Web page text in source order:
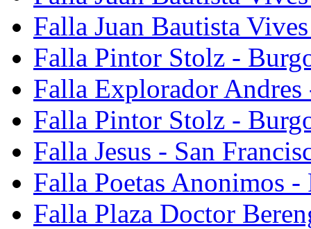
Falla Juan Bautista
Falla Pintor Stolz -
Falla Explorador Andres
Falla Pintor Stolz -
Falla Jesus - San
Falla Poetas Anonimos
Falla Plaza Doctor